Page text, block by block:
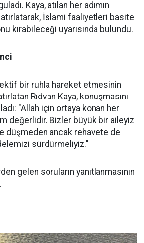
Kaya, atılan her adımın
İslami faaliyetleri basite
kırabileceği uyarısında bulundu.
bir ruhla hareket etmesinin
Rıdvan Kaya, konuşmasını
"Allah için ortaya konan her
değerlidir. Bizler büyük bir aileyiz
düşmeden ancak rehavete de
sürdürmeliyiz."
gelen soruların yanıtlanmasının